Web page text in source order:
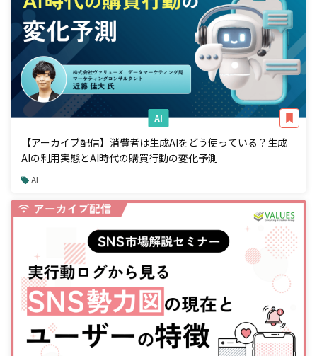
AI
【アーカイブ配信】消費者は生成AIをどう使っている？生成
AIの利用実態とAI時代の購買行動の変化予測
AI